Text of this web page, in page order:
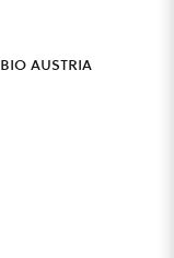
bio austria